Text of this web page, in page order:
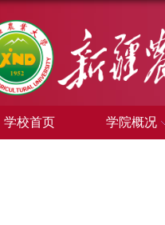
学校首页 学院概况